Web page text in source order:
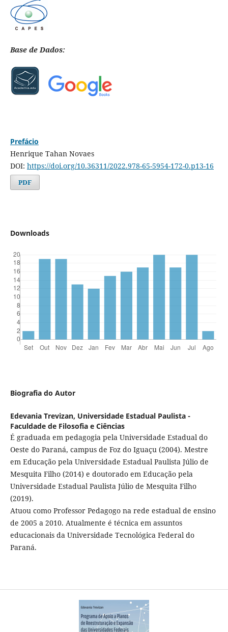
Base de Dados:
Prefácio
Henrique Tahan Novaes
DOI: https://doi.org/10.36311/2022.978-65-5954-172-0.p13-16
PDF
Downloads
Biografia do Autor
Edevania Trevizan, Universidade Estadual Paulista -
Faculdade de Filosofia e Ciências
É graduada em pedagogia pela Universidade Estadual do
Oeste do Paraná, campus de Foz do Iguaçu (2004). Mestre
em Educação pela Universidade Estadual Paulista Júlio de
Mesquita Filho (2014) e doutorado em Educação pela
Universidade Estadual Paulista Júlio de Mesquita Filho
(2019).
Atuou como Professor Pedagogo na rede estadual de ensino
de 2005 a 2010. Atualmente é técnica em assuntos
educacionais da Universidade Tecnológica Federal do
Paraná.